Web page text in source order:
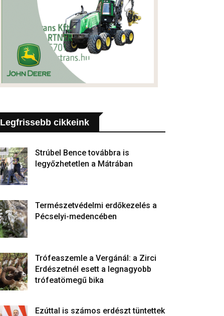
Legfrissebb cikkeink
Strúbel Bence továbbra is
legyőzhetetlen a Mátrában
Természetvédelmi erdőkezelés a
Pécselyi-medencében
Trófeaszemle a Vergánál: a Zirci
Erdészetnél esett a legnagyobb
trófeatömegű bika
Ezúttal is számos erdészt tüntettek